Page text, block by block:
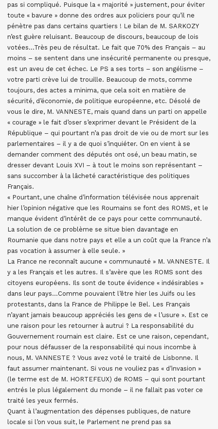
pas si compliqué. Puisque la « majorité » justement, pour éviter
toute « bavure » donne des ordres aux policiers pour qu’il ne
pénètre pas dans certains quartiers ! Le bilan de M. SARKOZY
n’est guère reluisant. Beaucoup de discours, beaucoup de lois
votées…Très peu de résultat. Le fait que 70% des Français – au
moins – se sentent dans une insécurité permanente ou presque,
est un aveu de cet échec. Le PS a ses torts – son angélisme –
votre parti crève lui de trouille. Beaucoup de mots, comme
toujours, des actes a minima, que cela soit en matière de
sécurité, d’économie, de politique européenne, etc. Désolé de
vous le dire, M. VANNESTE, mais quand dans un parti on appelle
« courage » le fait d’oser s’exprimer devant le Président de la
République – qui pourtant n’a pas droit de vie ou de mort sur les
parlementaires – il y a de quoi s’inquiéter. On en vient à se
demander comment des députés ont osé, un beau matin, se
dresser devant Louis XVI – à tout le moins son représentant –
sans succomber à la lâcheté caractéristique des politiques
Français.
« Pourtant, une chaîne d’information télévisée nous apprenait
hier l’opinion négative que les Roumains se font des ROMS, et le
manque évident d’intérêt de ce pays pour cette communauté.
La solution de ce problème se situe bien davantage en
Roumanie que dans notre pays et elle a un coût que la France n’a
pas vocation à assumer à elle seule. »
La France ne reconnaît aucune « communauté » M. VANNESTE. Il
y a les Français et les autres. Il s’avère que les ROMS sont des
citoyens européens. Ils sont de toute évidence « indésirables »
dans leur pays…Comme pouvaient l’être hier les Juifs ou les
protestants, dans la France de Philippe le Bel. Les Français
n’ayant jamais beaucoup appréciés les gens de « l’usure ». Est ce
une raison pour les retourner à autrui ? La responsabilité du
Gouvernement roumain est claire. Est ce une raison, cependant,
pour nous défausser de la responsabilité qui nous incombe à
nous, M. VANNESTE ? Vous avez voté le traité de Lisbonne. Il
faut assumer maintenant. Si vous ne vouliez pas « d’invasion »
(le terme est de M. HORTEFEUX) de ROMS – qui sont pourtant
entrés le plus légalement du monde – il ne fallait pas voter ce
traité les yeux fermés.
Quant à l’augmentation des dépenses publiques, de nature
locale si l’on vous suit, le Parlement ne prend pas sa